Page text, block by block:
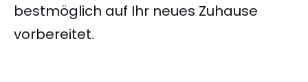
bestmöglich auf Ihr neues Zuhause
vorbereitet.